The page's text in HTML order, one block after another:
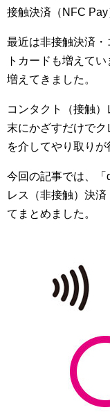
接触決済（NFC Pay
最近は非接触決済
トカードも増えて
増えてきました。
コンタクト（接触
末にかざすだけで
を介してやり取りが
今回の記事では、「
レス（非接触）決
てまとめました。